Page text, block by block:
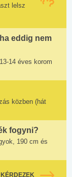
lelsz
eddig nem
14 éves korom
közben (hát
fogyni?
190 cm és
KÉRDEZEK